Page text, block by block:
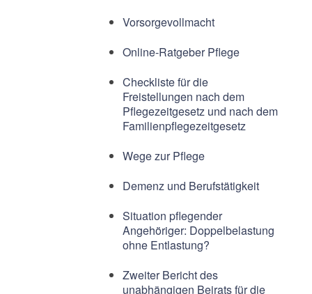
Vorsorgevollmacht
Online-Ratgeber Pflege
Checkliste für die
Freistellungen nach dem
Pflegezeitgesetz und nach dem
Familienpflegezeitgesetz
Wege zur Pflege
Demenz und Berufstätigkeit
Situation pflegender
Angehöriger: Doppelbelastung
ohne Entlastung?
Zweiter Bericht des
unabhängigen Beirats für die